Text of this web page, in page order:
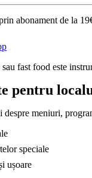
abonament de la
fast food este
pentru
meniuri,
speciale
ușoare